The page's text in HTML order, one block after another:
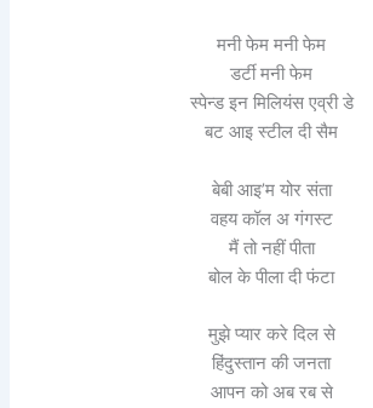
मनी फेम मनी फेम
डर्टी मनी फेम
स्पेन्ड इन मिलियंस एव्री डे
बट आइ स्टील दी सैम
बेबी आइ’म योर संता
वहय कॉल अ गंगस्ट
मैं तो नहीं पीता
बोल के पीला दी फंटा
मुझे प्यार करे दिल से
हिंदुस्तान की जनता
आपन को अब रब से